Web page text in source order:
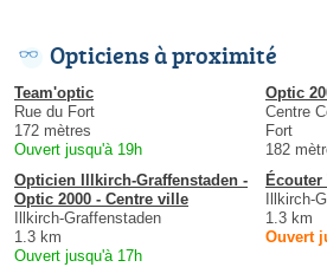
Opticiens à proximité
Team'optic
Rue du Fort
172 mètres
Ouvert jusqu'à 19h
Optic
Centre
Fort
182
Opticien Illkirch-Graffenstaden -
Optic 2000 - Centre ville
Illkirch-Graffenstaden
1.3 km
Ouvert jusqu'à 17h
Illkirch-
1.3 km
Ouvert